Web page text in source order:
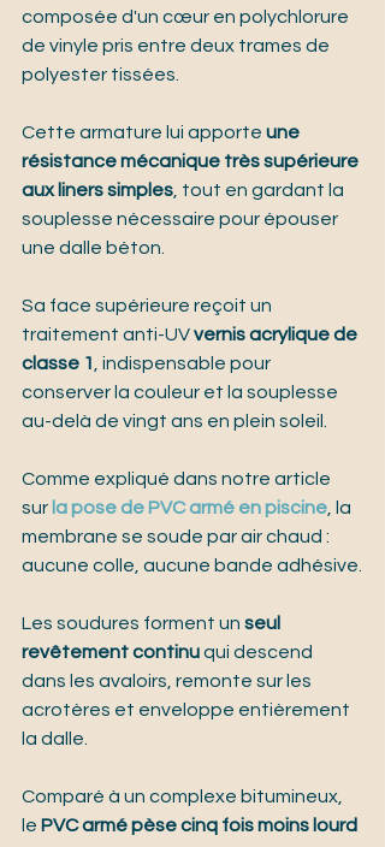
composée d'un cœur en polychlorure
de vinyle pris entre deux trames de
polyester tissées.
Cette armature lui apporte une
résistance mécanique très supérieure
aux liners simples, tout en gardant la
souplesse nécessaire pour épouser
une dalle béton.
Sa face supérieure reçoit un
traitement anti-UV vernis acrylique de
classe 1, indispensable pour
conserver la couleur et la souplesse
au-delà de vingt ans en plein soleil.
Comme expliqué dans notre article
sur la pose de PVC armé en piscine, la
membrane se soude par air chaud :
aucune colle, aucune bande adhésive.
Les soudures forment un seul
revêtement continu qui descend
dans les avaloirs, remonte sur les
acrotères et enveloppe entièrement
la dalle.
Comparé à un complexe bitumineux,
le PVC armé pèse cinq fois moins lourd